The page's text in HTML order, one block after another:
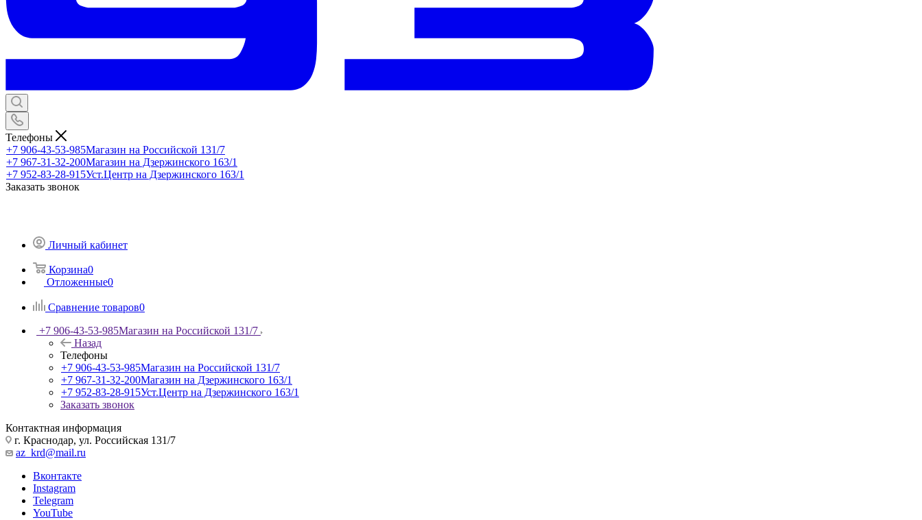
Телефоны
+7 906-43-53-985Магазин на Российской 131/7
+7 967-31-32-200Магазин на Дзержинского 163/1
+7 952-83-28-915Уст.Центр на Дзержинского 163/1
Заказать звонок
Личный кабинет
Корзина0
Отложенные0
Сравнение товаров0
+7 906-43-53-985Магазин на Российской 131/7
Назад
Телефоны
+7 906-43-53-985Магазин на Российской 131/7
+7 967-31-32-200Магазин на Дзержинского 163/1
+7 952-83-28-915Уст.Центр на Дзержинского 163/1
Заказать звонок
Контактная информация
г. Краснодар, ул. Российская 131/7
az_krd@mail.ru
Вконтакте
Instagram
Telegram
YouTube